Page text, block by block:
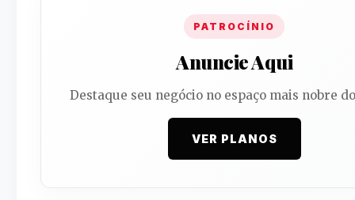
PATROCÍNIO
Anuncie Aqui
Destaque seu negócio no espaço mais nobre
VER PLANOS